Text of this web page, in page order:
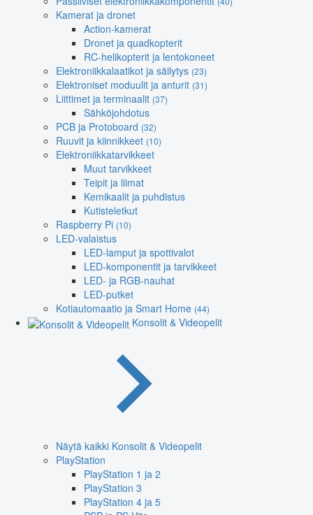
Kamerat ja dronet
Action-kamerat
Dronet ja quadkopterit
RC-helikopterit ja lentokoneet
Elektroniikkalaatikot ja säilytys (23)
Elektroniset moduulit ja anturit (31)
Liittimet ja terminaalit (37)
Sähköjohdotus
PCB ja Protoboard (32)
Ruuvit ja kiinnikkeet (10)
Elektroniikkatarvikkeet
Muut tarvikkeet
Teipit ja liimat
Kemikaalit ja puhdistus
Kutisteletkut
Raspberry Pi (10)
LED-valaistus
LED-lamput ja spottivalot
LED-komponentit ja tarvikkeet
LED- ja RGB-nauhat
LED-putket
Kotiautomaatio ja Smart Home (44)
Konsolit & Videopelit
Näytä kaikki Konsolit & Videopelit
PlayStation
PlayStation 1 ja 2
PlayStation 3
PlayStation 4 ja 5